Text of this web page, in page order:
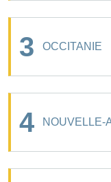
3 OCCITANIE
4 NOUVELLE-